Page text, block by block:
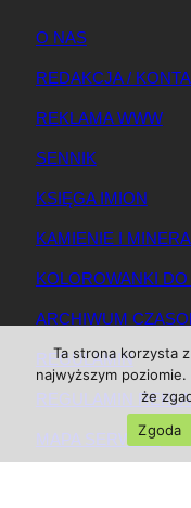
O NAS
REDAKCJA /
REKLAMA WWW
SENNIK
KSIĘGA IMION
KAMIENIE I
KOLOROWANKI
ARCHIWUM
REGULAMIN
REGULAMIN
MAPA SERWISU
Ta strona korzysta
najwyższym
że
Zgoda